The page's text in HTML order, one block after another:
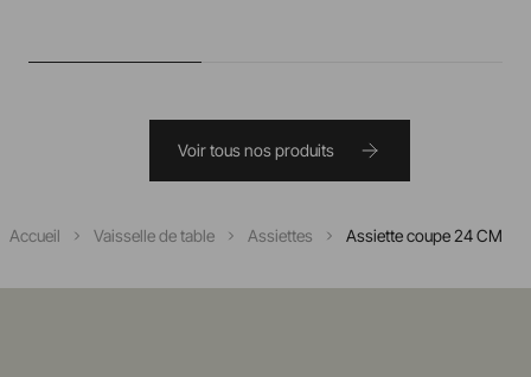
Voir tous nos produits
Accueil Vaisselle de table Assiettes Assiette coupe 24 CM